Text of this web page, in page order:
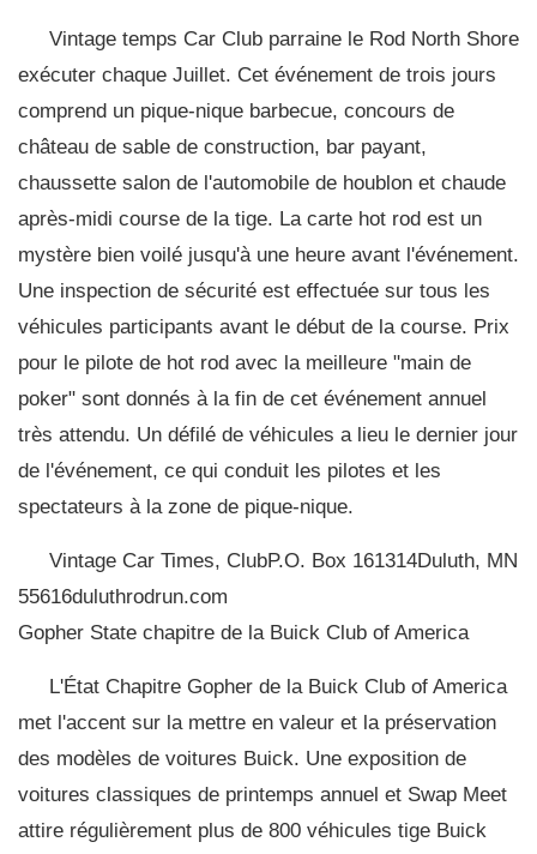
Vintage temps Car Club parraine le Rod North Shore
exécuter chaque Juillet. Cet événement de trois jours
comprend un pique-nique barbecue, concours de
château de sable de construction, bar payant,
chaussette salon de l'automobile de houblon et chaude
après-midi course de la tige. La carte hot rod est un
mystère bien voilé jusqu'à une heure avant l'événement.
Une inspection de sécurité est effectuée sur tous les
véhicules participants avant le début de la course. Prix ​​
pour le pilote de hot rod avec la meilleure "main de
poker" sont donnés à la fin de cet événement annuel
très attendu. Un défilé de véhicules a lieu le dernier jour
de l'événement, ce qui conduit les pilotes et les
spectateurs à la zone de pique-nique.
Vintage Car Times, ClubP.O. Box 161314Duluth, MN
55616duluthrodrun.com
Gopher State chapitre de la Buick Club of America
L'État Chapitre Gopher de la Buick Club of America
met l'accent sur la mettre en valeur et la préservation
des modèles de voitures Buick. Une exposition de
voitures classiques de printemps annuel et Swap Meet
attire régulièrement plus de 800 véhicules tige Buick